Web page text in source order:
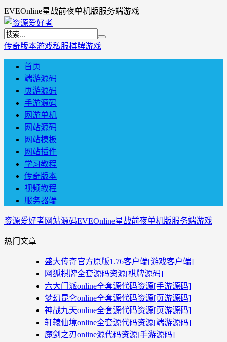
EVEOnline星战前夜单机版服务端游戏
传奇版本游戏私服棋牌游戏
首页
端游源码
页游源码
手游源码
网游单机
网站源码
网站模板
网站插件
学习教程
传奇版本
视频教程
服务器端
资源爱好者网站源码EVEOnline星战前夜单机版服务端游戏
热门文章
盛大传奇官方原版1.76客户端[游戏客户端]
网狐棋牌全套源码资源[棋牌源码]
六大门派online全套源代码资源[手游源码]
梦幻昆仑online全套源代码资源[页游源码]
神战九天online全套源代码资源[页游源码]
轩辕仙境online全套源代码资源[端游源码]
魔剑之刃online源代码资源[手游源码]